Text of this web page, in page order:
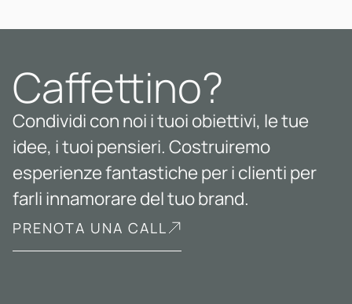
Caffettino?
Condividi con noi i tuoi obiettivi, le tue
idee, i tuoi pensieri. Costruiremo
esperienze fantastiche per i clienti per
farli innamorare del tuo brand.
PRENOTA UNA CALL